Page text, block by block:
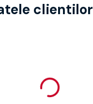
clientilor